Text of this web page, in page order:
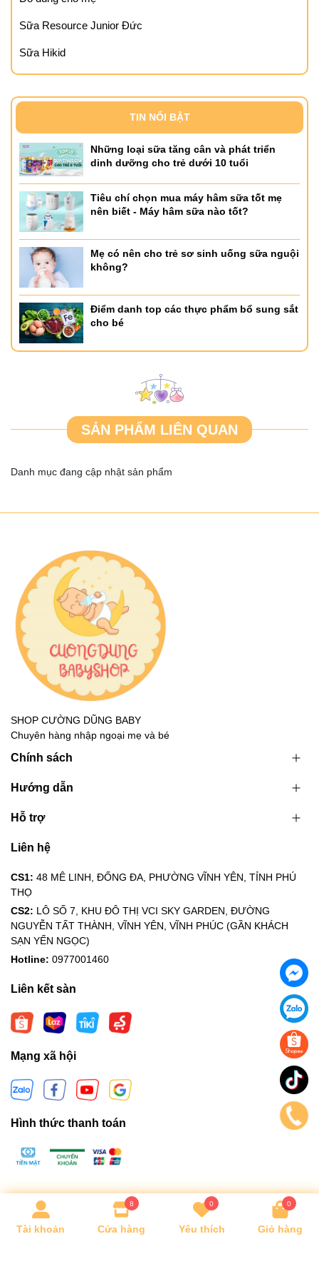
Tài khoản
8
Cửa hàng
0
Yêu thích
0
Giỏ hàng
Sữa Resource Junior Đức
Sữa Hikid
TIN NỔI BẬT
Những loại sữa tăng cân và phát triển
dinh dưỡng cho trẻ dưới 10 tuổi
Tiêu chí chọn mua máy hâm sữa tốt mẹ
nên biết - Máy hâm sữa nào tốt?
Mẹ có nên cho trẻ sơ sinh uống sữa nguội
không?
Điểm danh top các thực phẩm bổ sung sắt
cho bé
SẢN PHẨM LIÊN QUAN
Danh mục đang cập nhật sản phẩm
SHOP CƯỜNG DŨNG BABY
Chuyên hàng nhập ngoại mẹ và bé
Chính sách
Hướng dẫn
Hỗ trợ
Liên hệ
CS1: 48 MÊ LINH, ĐỐNG ĐA, PHƯỜNG VĨNH YÊN, TỈNH PHÚ
THỌ
CS2: LÔ SỐ 7, KHU ĐÔ THỊ VCI SKY GARDEN, ĐƯỜNG
NGUYỄN TẤT THÀNH, VĨNH YÊN, VĨNH PHÚC (GẦN KHÁCH
SẠN YẾN NGỌC)
Hotline: 0977001460
Liên kết sàn
Mạng xã hội
Hình thức thanh toán
Bản quyền thuộc về SHOP CƯỜNG DŨNG BABY
.
Cung cấp bởi Sapo